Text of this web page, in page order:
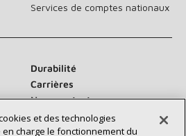
Services de comptes nationaux
Durabilité
Carrières
Nous contacter
et des technologies
charge le fonctionnement du